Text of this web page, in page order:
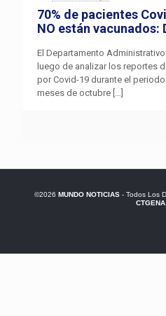
70% de pacientes
NO están vacunados:
El Departamento
luego de analizar los reportes
por Covid-19 durante el
meses de octubre […]
©2026 MUNDO NOTICIAS- Todos Los